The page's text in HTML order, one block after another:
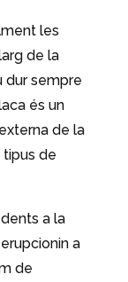
les
de la
dur sempre
és un
de la
de
a la
a
de